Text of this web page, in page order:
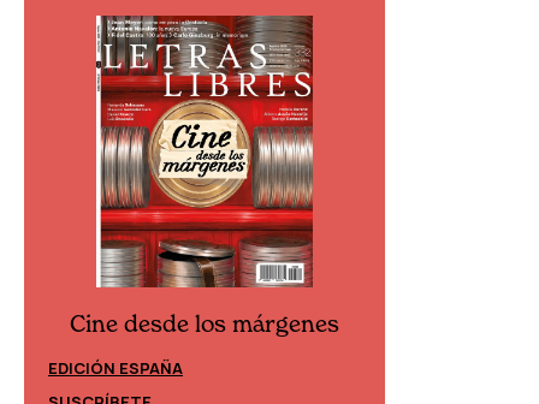
Cine desde los márgenes
EDICIÓN ESPAÑA